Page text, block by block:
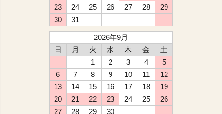
23
24 25 26 27 28
29
30
31
2026年9月
日
月 火 水 木 金
土
1
2 3 4
5
6
7 8 9 10 11
12
13
14 15 16 17 18
19
20
21 22 23 24 25
26
27
28 29
30